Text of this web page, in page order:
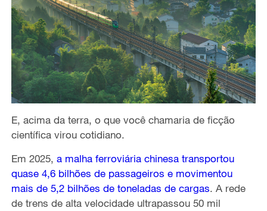
E, acima da terra, o que você chamaria de ficção
científica virou cotidiano.
Em 2025, a malha ferroviária chinesa transportou
quase 4,6 bilhões de passageiros e movimentou
mais de 5,2 bilhões de toneladas de cargas. A rede
de trens de alta velocidade ultrapassou 50 mil